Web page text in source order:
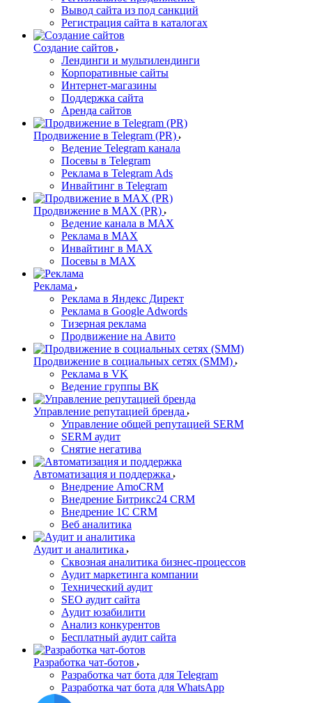
Вывод сайта из под санкций
Регистрация сайта в каталогах
Создание сайтов
Лендинги и мультилендинги
Корпоративные сайты
Интернет-магазины
Поддержка сайта
Аренда сайтов
Продвижение в Telegram (PR)
Ведение Telegram канала
Посевы в Telegram
Реклама в Telegram Ads
Инвайтинг в Telegram
Продвижение в MAX (PR)
Ведение канала в MAX
Реклама в MAX
Инвайтинг в MAX
Посевы в MAX
Реклама
Реклама в Яндекс Директ
Реклама в Google Adwords
Тизерная реклама
Продвижение на Авито
Продвижение в социальных сетях (SMM)
Реклама в VK
Ведение группы ВК
Управление репутацией бренда
Управление общей репутацией SERM
SERM аудит
Снятие негатива
Автоматизация и поддержка
Внедрение AmoCRM
Внедрение Битрикс24 CRM
Внедрение 1C CRM
Веб аналитика
Аудит и аналитика
Сквозная аналитика бизнес-процессов
Аудит маркетинга компании
Технический аудит
SEO аудит сайта
Аудит юзабилити
Анализ конкурентов
Бесплатный аудит сайта
Разработка чат-ботов
Разработка чат бота для Telegram
Разработка чат бота для WhatsApp